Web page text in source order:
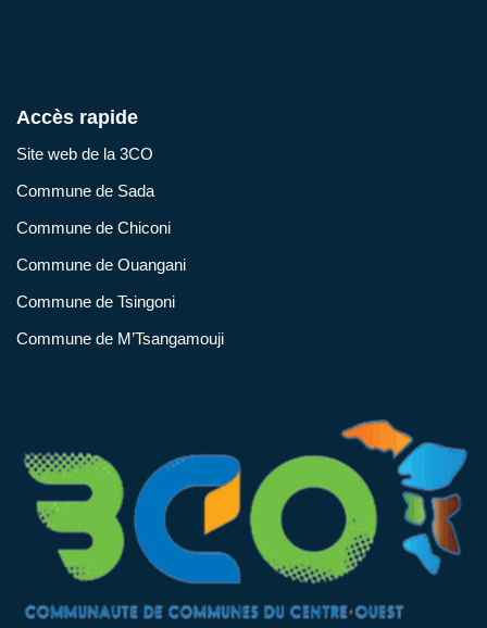
Accès rapide
Site web de la 3CO
Commune de Sada
Commune de Chiconi
Commune de Ouangani
Commune de Tsingoni
Commune de M’Tsangamouji